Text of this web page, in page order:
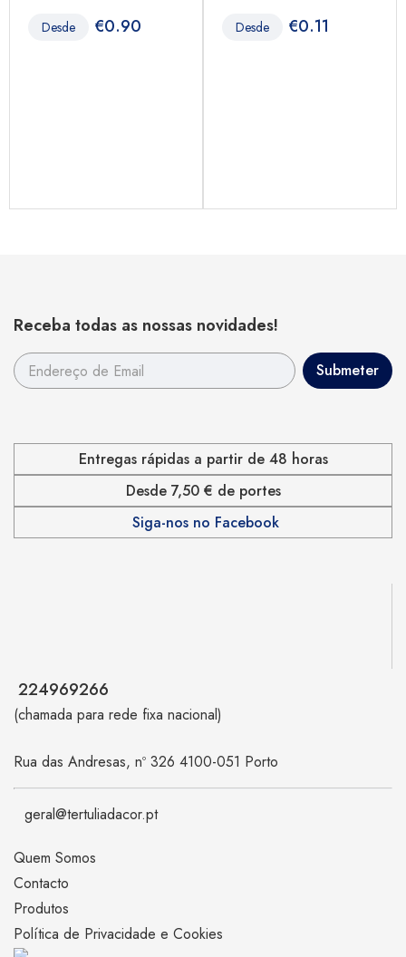
Desde €0.90 Desde €0.11
Receba todas as nossas novidades!
Entregas rápidas a partir de 48 horas
Desde 7,50 € de portes
Siga-nos no Facebook
224969266
(chamada para rede fixa nacional)
Rua das Andresas, nº 326 4100-051 Porto
geral@tertuliadacor.pt
Quem Somos
Contacto
Produtos
Política de Privacidade e Cookies